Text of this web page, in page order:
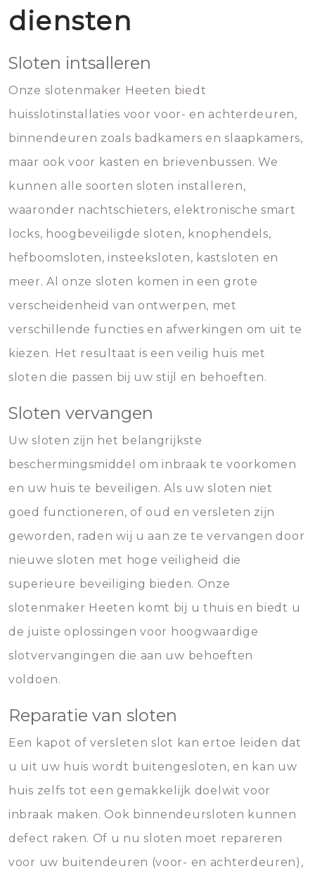
diensten
Sloten intsalleren
Onze slotenmaker Heeten biedt
huisslotinstallaties voor voor- en achterdeuren,
binnendeuren zoals badkamers en slaapkamers,
maar ook voor kasten en brievenbussen. We
kunnen alle soorten sloten installeren,
waaronder nachtschieters, elektronische smart
locks, hoogbeveiligde sloten, knophendels,
hefboomsloten, insteeksloten, kastsloten en
meer. Al onze sloten komen in een grote
verscheidenheid van ontwerpen, met
verschillende functies en afwerkingen om uit te
kiezen. Het resultaat is een veilig huis met
sloten die passen bij uw stijl en behoeften.
Sloten vervangen
Uw sloten zijn het belangrijkste
beschermingsmiddel om inbraak te voorkomen
en uw huis te beveiligen. Als uw sloten niet
goed functioneren, of oud en versleten zijn
geworden, raden wij u aan ze te vervangen door
nieuwe sloten met hoge veiligheid die
superieure beveiliging bieden. Onze
slotenmaker Heeten komt bij u thuis en biedt u
de juiste oplossingen voor hoogwaardige
slotvervangingen die aan uw behoeften
voldoen.
Reparatie van sloten
Een kapot of versleten slot kan ertoe leiden dat
u uit uw huis wordt buitengesloten, en kan uw
huis zelfs tot een gemakkelijk doelwit voor
inbraak maken. Ook binnendeursloten kunnen
defect raken. Of u nu sloten moet repareren
voor uw buitendeuren (voor- en achterdeuren),